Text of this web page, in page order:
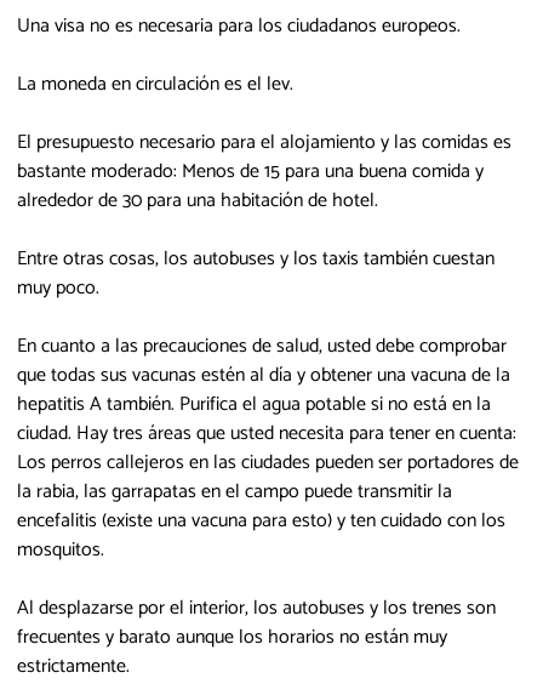
Una visa no es necesaria para los ciudadanos europeos.
La moneda en circulación es el lev.
El presupuesto necesario para el alojamiento y las comidas es
bastante moderado: Menos de 15 para una buena comida y
alrededor de 30 para una habitación de hotel.
Entre otras cosas, los autobuses y los taxis también cuestan
muy poco.
En cuanto a las precauciones de salud, usted debe comprobar
que todas sus vacunas estén al día y obtener una vacuna de la
hepatitis A también. Purifica el agua potable si no está en la
ciudad. Hay tres áreas que usted necesita para tener en cuenta:
Los perros callejeros en las ciudades pueden ser portadores de
la rabia, las garrapatas en el campo puede transmitir la
encefalitis (existe una vacuna para esto) y ten cuidado con los
mosquitos.
Al desplazarse por el interior, los autobuses y los trenes son
frecuentes y barato aunque los horarios no están muy
estrictamente.